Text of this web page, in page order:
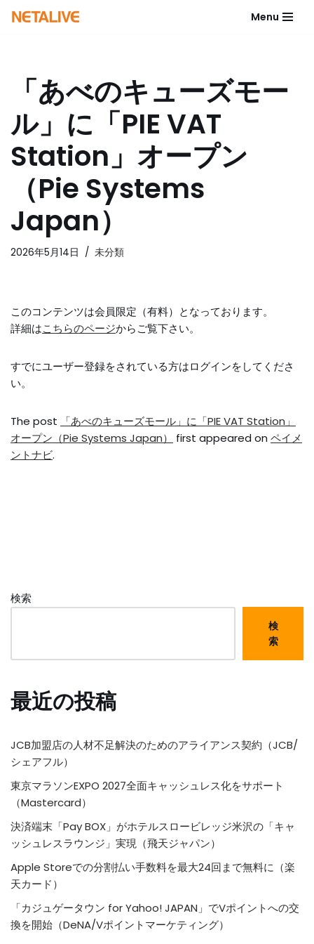
へ
ス
キ
Menu
「あべのキューズモー
ル」に「PIE VAT
Station」オープン
（Pie Systems
Japan）
2026年5月14日 未分類
このコンテンツは会員限定（有料）となっております。
詳細はこちらのページからご覧下さい。
すでにユーザー登録をされている方はログインをしてくださ
い。
The post
「あべのキューズモール」に「PIE VAT Station」
オープン（Pie Systems Japan）
first appeared on ペイメ
ントナビ.
検索
検
索
最近の投稿
JCB加盟店の人材不足解決のためのアライアンス契約（JCB/
シェアフル）
東京マラソンEXPO 2027全面キャッシュレス化をサポート
（Mastercard）
決済端末「Pay BOX」がホテルスロービレッジ米沢の「キャ
ッシュレスラウンジ」実現（飛天ジャパン）
Apple Storeでの分割払い手数料を最大24回まで無料に（楽
天カード）
「カジュゲータウン for Yahoo! JAPAN」でVポイントへの交
換を開始（DeNA/Vポイントマーケティング）